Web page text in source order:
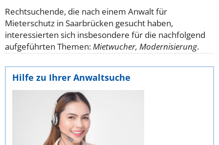
Rechtsuchende, die nach einem Anwalt für
Mieterschutz in Saarbrücken gesucht haben,
interessierten sich insbesondere für die nachfolgend
aufgeführten Themen:Mietwucher, Modernisierung.
Hilfe zu Ihrer Anwaltsuche